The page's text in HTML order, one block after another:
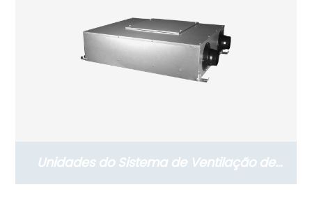
Unidades do Sistema de Ventilação de